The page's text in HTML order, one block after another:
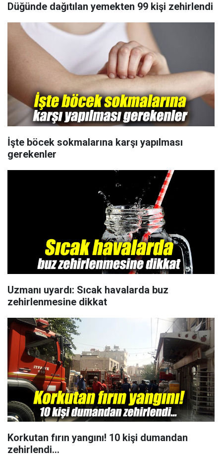
Düğünde dağıtılan yemekten 99 kişi zehirlendi
İşte böcek sokmalarına karşı yapılması
gerekenler
Uzmanı uyardı: Sıcak havalarda buz
zehirlenmesine dikkat
Korkutan fırın yangını! 10 kişi dumandan
zehirlendi...